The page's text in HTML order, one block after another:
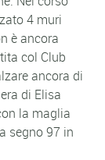
4 muri
è ancora
col Club
ancora di
di Elisa
la maglia
segno 97 in